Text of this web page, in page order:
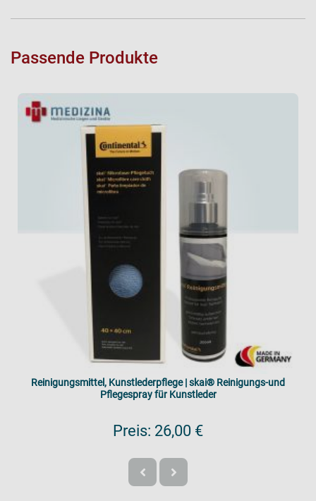
Passende Produkte
Reinigungsmittel, Kunstlederpflege | skai® Reinigungs-und
Pflegespray für Kunstleder
Preis: 26,00 €